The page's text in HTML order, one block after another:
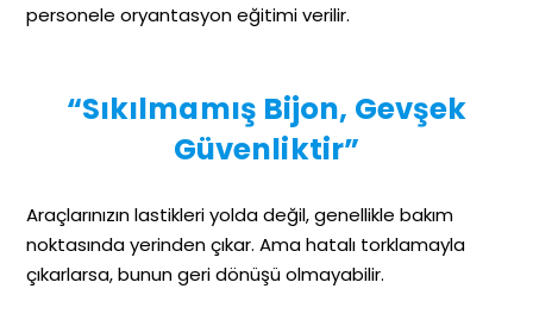
personele oryantasyon eğitimi verilir.
“Sıkılmamış Bijon, Gevşek
Güvenliktir”
Araçlarınızın lastikleri yolda değil, genellikle bakım
noktasında yerinden çıkar. Ama hatalı torklamayla
çıkarlarsa, bunun geri dönüşü olmayabilir.